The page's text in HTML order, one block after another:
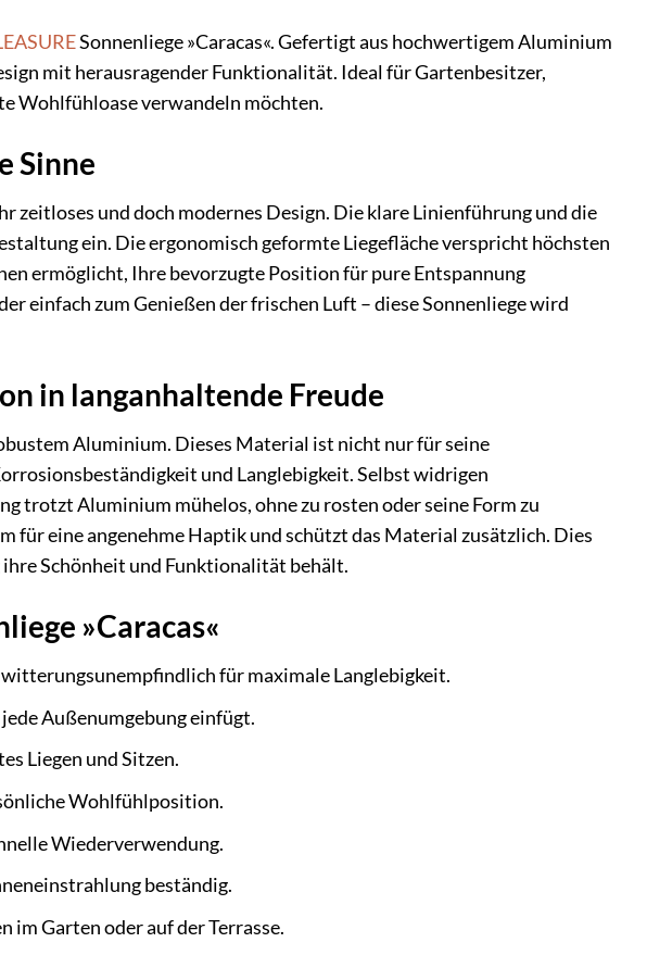
Sonnenliege »Caracas«. Gefertigt aus hochwertigem Aluminium
mit herausragender Funktionalität. Ideal für Gartenbesitzer,
Wohlfühloase verwandeln möchten.
Sinne
zeitloses und doch modernes Design. Die klare Linienführung und die
ein. Die ergonomisch geformte Liegefläche verspricht höchsten
ermöglicht, Ihre bevorzugte Position für pure Entspannung
einfach zum Genießen der frischen Luft – diese Sonnenliege wird
in langanhaltende Freude
Aluminium. Dieses Material ist nicht nur für seine
und Langlebigkeit. Selbst widrigen
trotzt Aluminium mühelos, ohne zu rosten oder seine Form zu
für eine angenehme Haptik und schützt das Material zusätzlich. Dies
Schönheit und Funktionalität behält.
»Caracas«
für maximale Langlebigkeit.
Außenumgebung einfügt.
Liegen und Sitzen.
Wohlfühlposition.
Wiederverwendung.
beständig.
im Garten oder auf der Terrasse.